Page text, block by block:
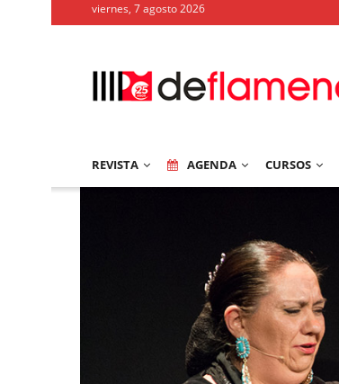
viernes, 7 agosto 2026
REVISTA AGENDA CURSOS